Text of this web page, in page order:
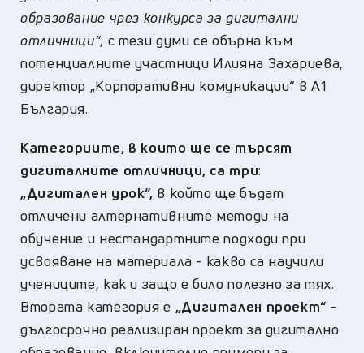
образование чрез конкурса за дигитални
отличници“, с тези думи се обърна към
потенциалните участници Илияна Захариева,
директор „Корпоративни комуникации“ в А1
България.
Категориите, в които ще се търсят
дигиталните отличници, са три:
„Дигитален урок“, в който ще бъдат
отличени алтернативните методи на
обучение и нестандартните подходи при
усвояване на материала - какво са научили
учениците, как и защо е било полезно за тях.
Втората категория е „Дигитален проект“ -
дългосрочно реализиран проект за дигитално